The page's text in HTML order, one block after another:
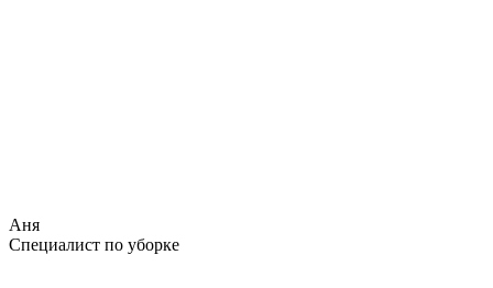
Аня
Специалист по уборке